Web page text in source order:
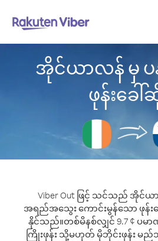
အိုင်ယာလန် မှ ပ
ဖုန်းခေ
Viber Out ဖြင့် သင်သည် အိုင်ယာ
အရည်အသွေး ကောင်းမွန်သော ဖုန်း
နိုင်သည်။တစ်မိနစ်လျှင် 9.7 ¢ ပမာ
ကြိုးဖုန်း သို့မဟုတ် မိုဘိုင်းဖုန်း မ